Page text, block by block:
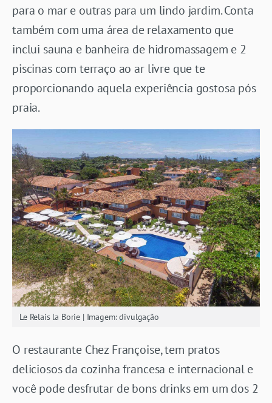
para o mar e outras para um lindo jardim. Conta
também com uma área de relaxamento que
inclui sauna e banheira de hidromassagem e 2
piscinas com terraço ao ar livre que te
proporcionando aquela experiência gostosa pós
praia.
Le Relais la Borie | Imagem: divulgação
O restaurante Chez Françoise, tem pratos
deliciosos da cozinha francesa e internacional e
você pode desfrutar de bons drinks em um dos 2